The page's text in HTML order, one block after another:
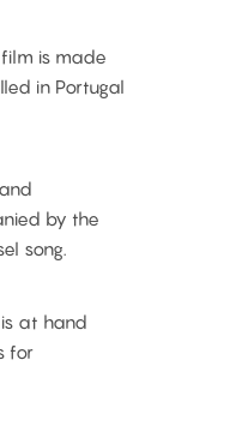
is made
in Portugal
by the
song.
is at hand
for